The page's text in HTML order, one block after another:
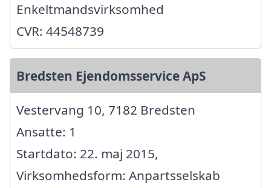
Enkeltmandsvirksomhed
CVR: 44548739
Bredsten Ejendomsservice ApS
Vestervang 10, 7182 Bredsten
Ansatte: 1
Startdato: 22. maj 2015,
Virksomhedsform: Anpartsselskab